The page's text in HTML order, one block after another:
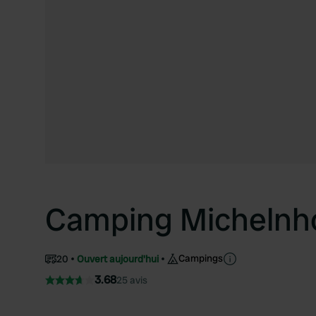
Camping
20 Ouvert aujourd'hui Campings
3.6825 avis